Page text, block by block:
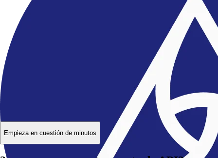
Obtén la app de Crypto.com y verifica tu identidad en minutos
directamente desde tu móvil.